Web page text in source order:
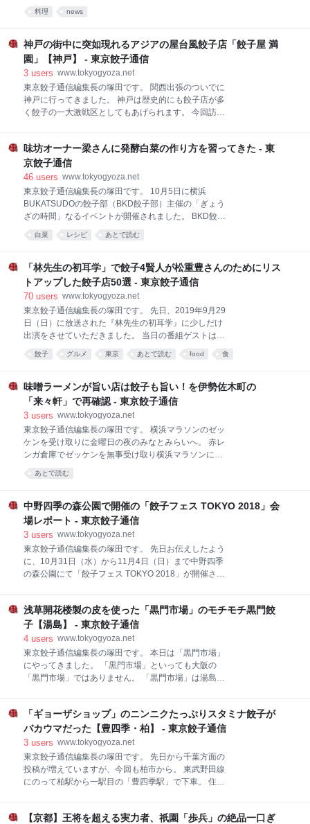
ご高齢のご夫婦が出迎えてくれました。 前の店主さん
エールズが優勝した年ということなので1960年、今年
で60年目という計算になります。 その年の干支が羊だ
った
雇用支援を行っているNPO法人が母体となっている餃
子屋さんで、有機野菜の農園の運営も行っていたりす
始して、9月の時点で1日2000個の餃子がコンスタント
に売れるようになっているとのこと。 www.laugh-
wood.com 自社の農園で作った野菜を中心に素材選び
ても、玉ネギ、ニンジン、キャベツ、ネギ、ニラ、き
りぼし大根、ニンニク、ニンジンの葉など、多くの種
類の野菜が使われていることが分かります。 パッケー
子は一箱21個入りですが、お店では18個500円～で生
餃子の販売をしているそうです。 早速フ
料理 news
神戸の街中に突如現れるアジアの屋台風餃子店「餃子屋 満
園」【神戸】 - 東京餃子通信
3 users www.tokyogyoza.net
東京餃子通信編集長の塚田です。 関西出張のついでに
神戸に行ってきました。 神戸は歴史的にも餃子店が多
く餃子の一大激戦区としてもあげられます。 今回訪問
いたところにあるのですが、中国や台湾のお店のよう
な雰囲気で前々から気になっていたお店です。 屋台の
ような感じで店の前の歩道にもテーブルをだしていま
す。 良く言えばテラス席。 いつ行っても満席だったの
で今回も入れないかと思って恐る恐る店員さんに声を
かけてみると、18時10分ぐらいの入店で19時までの時
ました。 客層は以外にもカップルが多かったです。 こ
観のすり合わせには良いのかもしれないですね。 時間
も限られていたので急いでメニューをチェックしてオ
ー
味坊オーナー梁さんに発酵白菜の作り方を習ってきた - 東
京餃子通信
46 users www.tokyogyoza.net
東京餃子通信編集長の塚田です。 10月5日に横浜
BUKATSUDOの餃子部（BKD餃子部）主催の「ぎょう
ざの時間」なるイベントが開催されました。 BKD餃子
部は立ち上げ時に諸々のワークショップ運営のアドバ
イスなどをさせていただいた関係で、今でも時々イベ
www.tokyogyoza.net 今回開催された「ぎょうざの時
間」は、普段活動している横浜ランドマークタワーの
BUKATSUDOから飛び出してのスピンオフ企画。 味坊
くりを教わるという超贅沢な企画です。 会場は味坊グ
ループの「老酒舗」の2階。 老酒舗は御徒町駅近くに
あり、私のオフィスからも近いので良く来ているお店
です。 www.tokyogyoza.net 梁さんのご挨拶でイベン
白菜 レシピ あとで読む
「林先生の初耳学」で餃子4賢人が松重豊さんのためにリス
トアップした餃子店50選 - 東京餃子通信
70 users www.tokyogyoza.net
東京餃子通信編集長の塚田です。 先日、2019年9月29
日（日）に放送された『林先生の初耳学』に少しだけ
出演をさせていただきました。 当日の番組ゲストは松
重豊さん。 松重さんは大の餃子好きとしても有名です
が、そんな松重さんにオススメする餃子を選んでほし
子の賢人として、料理芸人のクック井上。さん、焼き
餃子協会代表理事の小野寺さん、クックパッド広報の
徳成さんと私の4名が集まりました。 2時間を超える白
子店。 その中から松重さんの餃子の好みに最も合いそ
うな餃子ということで、最終的には代々木にある「で
っかい餃子 曽さんの店」を選出しました。 モチモチの
分厚い皮と熱々肉汁たっぷりの餡が特徴の餃子。 食べ
他
餃子 グルメ 東京 あとで読む food 食
味噌ラーメンが旨い店は餃子も旨い！を伊勢佐木町の
「来々軒」で再確認 - 東京餃子通信
3 users www.tokyogyoza.net
東京餃子通信編集長の塚田です。 横浜マラソンのゼッ
ケンを受け取りに金曜日の夜のみなとみらいへ。 赤レ
ンガ倉庫でゼッケンを無事受け取り横浜マラソンに向
けてお腹を満たして帰ることにしました。 流石にこの
タイミングでの飲酒は控えたいので野毛方面は却下。
ンｘ餃子を食べて帰ることに。 以前、鶴見の「赤レン
ガ」というラーメン店で美味しい味噌ラーメンを頂き
ました。 そこの店主さんが味噌ラーメン店を開くきっ
今回はそちらに足を運んでみました。 タンメン推しと
並んで、味噌ラーメン推しの店も餃子も美味しい確率
が高い傾向があるので、今回も期待できそうです。
地にそのお店「来々軒」があります。 「来々軒」とい
う名前からは「支那そば」を出すお店を想像します
あとで読む
中野四季の森公園で開催の「餃子フェス TOKYO 2018」会
場レポート - 東京餃子通信
3 users www.tokyogyoza.net
東京餃子通信編集長の塚田です。 先日お伝えしたよう
に、10月31日（水）から11月4日（日）まで中野四季
の森公園にて「餃子フェス TOKYO 2018」が開催され
は中野四季の森公園の奥の方のスペースを使い12店舗
の餃子専門店が出店していました。 餃子以外のスイー
ツやアルコールは公園手前のキッチンカースペースに
出店。 手前側には餃子フェスの主役の餃子店が少ない
ので、やや寂しい感はありますが、テーブルと椅子は
多めに用意されているので、ゆっくり食べたい方には
夜だというのに、餃子を求めて集まる、人、人、人。
各店舗の前には長い行列ができていました。 週末は長
時間並ぶことを覚悟して、時
浅草開花楼製の皮を使った「黒門市場」のモチモチ黒門餃
子【湯島】 - 東京餃子通信
4 users www.tokyogyoza.net
東京餃子通信編集長の塚田です。 本日は「黒門市場」
にやってきました。 「黒門市場」といっても大阪の
「黒門市場」ではありません。 「黒門市場」は湯島の
子」と大きく書かれた看板を見つけてしまい、夜に改
めて足を運び軽く飲んで帰ることにしました。 焼餃子
と水餃子が選べるようです。 居酒屋で5個330円は、
かなり良心的な価格ですね。 中華風創作居酒屋をうた
っているだけあって、メニューのバリエーションは豊
富。 サービスメニューにも中華っぽいものもあればお
ます。 こちらがフードメニューの一覧。 中華比率は高
「ギョーザショップ」のニンニクたっぷりスタミナ餃子が
バカウマだった【豊四季・柏】 - 東京餃子通信
3 users www.tokyogyoza.net
東京餃子通信編集長の塚田です。 先日から千葉方面の
投稿が増えていますが、今回も柏市から。 東武野田線
にのって柏駅から一駅目の「豊四季駅」で下車。 住宅
コミ情報を入手してずっと気になっていた持ち帰りギ
【京都】王将を超える実力者、祇園「歩兵」の絶品一口ぎ